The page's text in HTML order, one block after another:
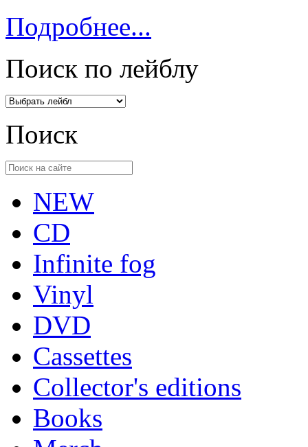
Подробнее...
Поиск по лейблу
Поиск
NEW
CD
Infinite fog
Vinyl
DVD
Cassettes
Collector's editions
Books